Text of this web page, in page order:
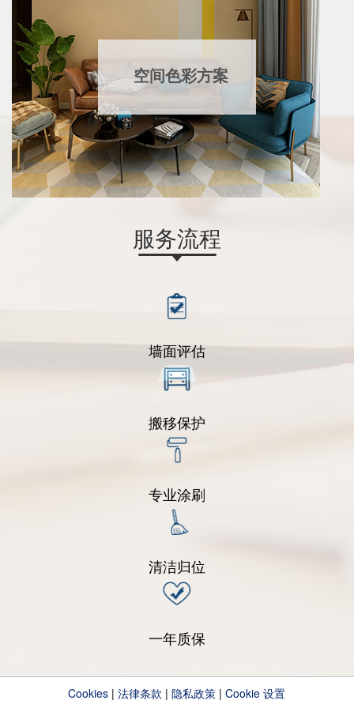
空间色彩方案
服务流程
墙面评估
搬移保护
专业涂刷
清洁归位
一年质保
Cookies |法律条款 |隐私政策 |Cookie 设置